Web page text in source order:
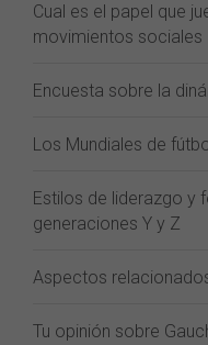
Cual es el papel que
movimientos sociales
Encuesta sobre la
Los Mundiales de
Estilos de liderazgo y
generaciones Y y Z
Aspectos
Tu opinión sobre